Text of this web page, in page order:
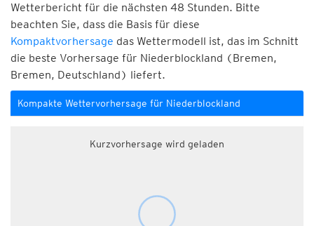
Wetterbericht für die nächsten 48 Stunden. Bitte
beachten Sie, dass die Basis für diese
Kompaktvorhersage das Wettermodell ist, das im Schnitt
die beste Vorhersage für Niederblockland (Bremen,
Bremen, Deutschland) liefert.
Kompakte Wettervorhersage für Niederblockland
Kurzvorhersage wird geladen